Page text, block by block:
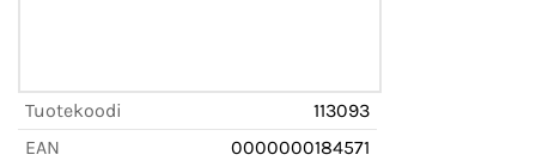
Tuotekoodi
113093
EAN
0000000184571